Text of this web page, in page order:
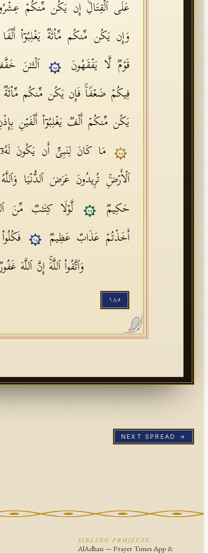
عَلَى ٱلۡقِتَالِۚ إِن یَكُن مِّنكُمۡ
وَإِن یَكُن مِّنكُم مِّا۟ئَةࣱ یَغۡلِبُوۤا۟
قَوۡمࣱ لَّا یَفۡقَهُونَ
٦٥
ٱلۡـَٔـٰنَ
فِیكُمۡ ضَعۡفࣰاۚ فَإِن یَكُن مِّنكُم مِّا۟ئَةࣱ
یَكُن مِّنكُمۡ أَلۡفࣱ یَغۡلِبُوۤا۟ أَلۡفَیۡنِ
٦٦
مَا كَانَ لِنَبِیٍّ أَن یَكُونَ
ٱلۡأَرۡضِۚ تُرِیدُونَ عَرَضَ ٱلدُّنۡیَا وَٱللَّهُ
حَكِیمࣱ
٦٧
لَّوۡلَا كِتَـٰبࣱ مِّنَ
أَخَذۡتُمۡ عَذَابٌ عَظِیمࣱ
٦٨
وَٱتَّقُوا۟ ٱللَّهَۚ إِنَّ ٱللَّهَ
١٨٥
NEXT SPREAD →
SIBLING PROJECTS
AlAdhan — Prayer Times App &